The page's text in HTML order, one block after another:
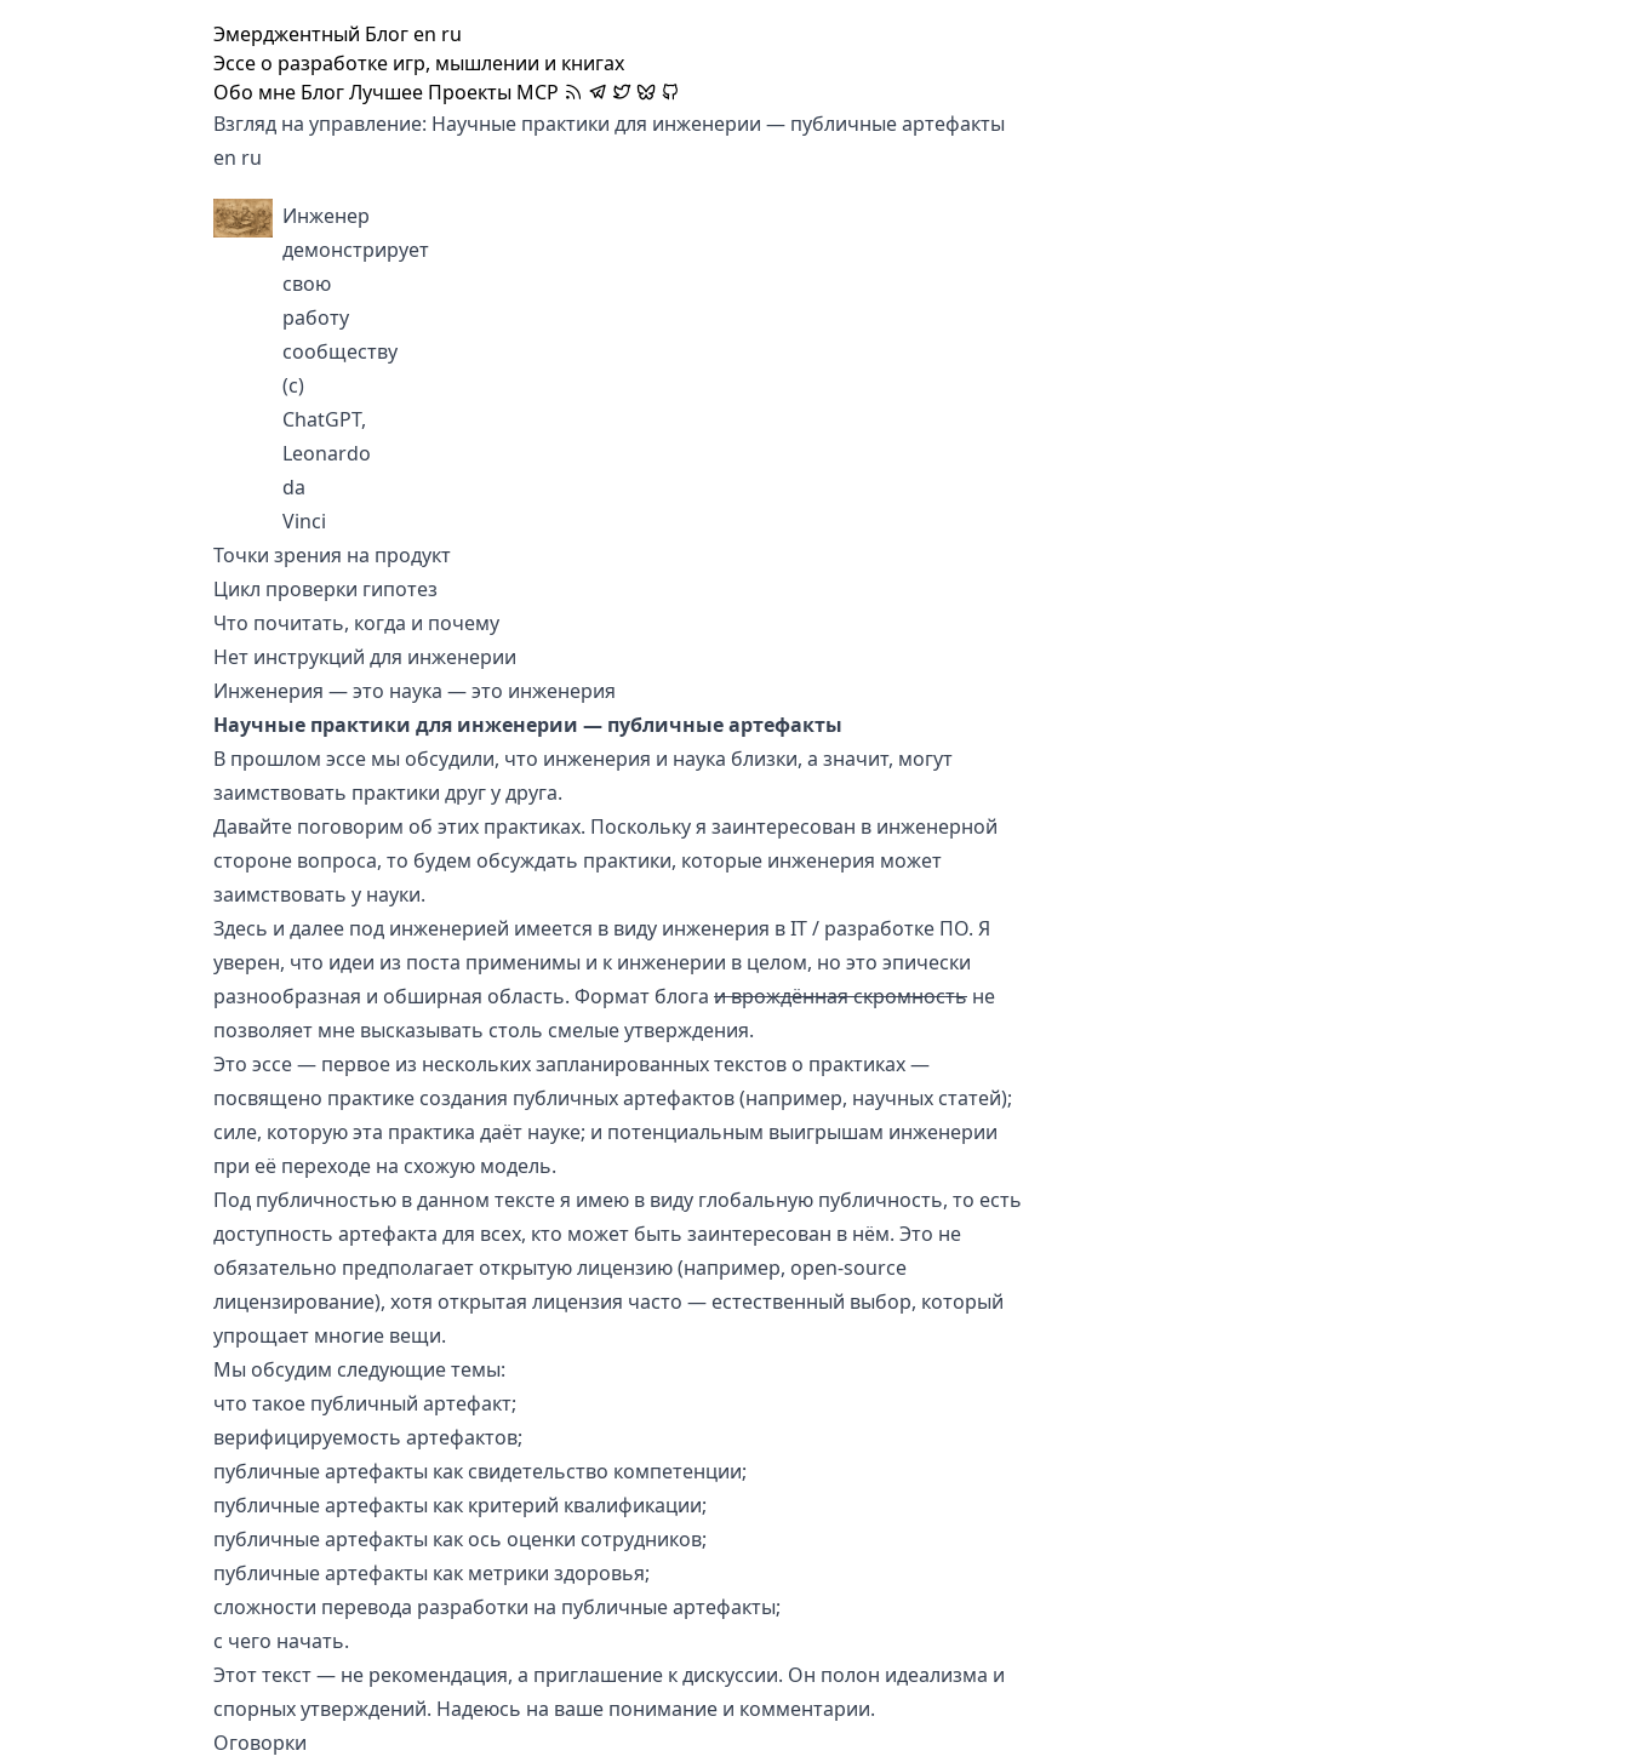
Эмерджентный Блогen ru
Эссе о разработке игр, мышлении и книгах
Обо мне БлогЛучшее Проекты MCP
Взгляд на управление: Научные практики для инженерии — публичные артефакты
en ru
Инженер
демонстрирует
свою
работу
сообществу
(с)
ChatGPT,
Leonardo
da
Vinci
Точки зрения на продукт
Цикл проверки гипотез
Что почитать, когда и почему
Нет инструкций для инженерии
Инженерия — это наука — это инженерия
Научные практики для инженерии — публичные артефакты
В прошлом эссе мы обсудили, что инженерия и наука близки, а значит, могут
заимствовать практики друг у друга.
Давайте поговорим об этих практиках. Поскольку я заинтересован в инженерной
стороне вопроса, то будем обсуждать практики, которые инженерия может
заимствовать у науки.
Здесь и далее под инженерией имеется в виду инженерия в IT / разработке ПО. Я
уверен, что идеи из поста применимы и к инженерии в целом, но это эпически
разнообразная и обширная область. Формат блога и врождённая скромность не
позволяет мне высказывать столь смелые утверждения.
Это эссе — первое из нескольких запланированных текстов о практиках —
посвящено практике создания публичных артефактов (например, научных статей);
силе, которую эта практика даёт науке; и потенциальным выигрышам инженерии
при её переходе на схожую модель.
Под публичностью в данном тексте я имею в виду глобальную публичность, то есть
доступность артефакта для всех, кто может быть заинтересован в нём. Это не
обязательно предполагает открытую лицензию (например, open-source
лицензирование), хотя открытая лицензия часто — естественный выбор, который
упрощает многие вещи.
Мы обсудим следующие темы:
что такое публичный артефакт;
верифицируемость артефактов;
публичные артефакты как свидетельство компетенции;
публичные артефакты как критерий квалификации;
публичные артефакты как ось оценки сотрудников;
публичные артефакты как метрики здоровья;
сложности перевода разработки на публичные артефакты;
с чего начать.
Этот текст — не рекомендация, а приглашение к дискуссии. Он полон идеализма и
спорных утверждений. Надеюсь на ваше понимание и комментарии.
Оговорки